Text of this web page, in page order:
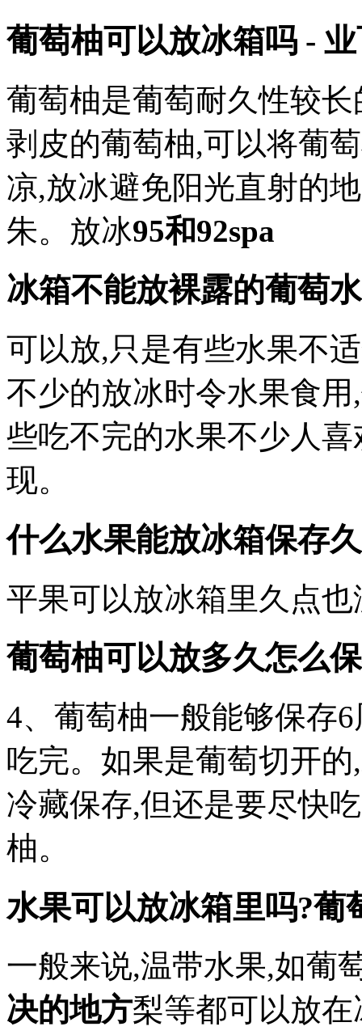
葡萄柚可以放冰箱吗 -
葡萄柚是葡萄耐久性较
剥皮的葡萄柚,可以将葡
凉,放冰避免阳光直射的
朱。放冰95和92spa
冰箱不能放裸露的葡萄
可以放,只是有些水果不
不少的放冰时令水果食
些吃不完的水果不少人
现。
什么水果能放冰箱保存
平果可以放冰箱里久点
葡萄柚可以放多久怎么
4、葡萄柚一般能够保存
吃完。如果是葡萄切开
冷藏保存,但还是要尽快
柚。
水果可以放冰箱里吗?葡
一般来说,温带水果,如葡
决的地方梨等都可以放